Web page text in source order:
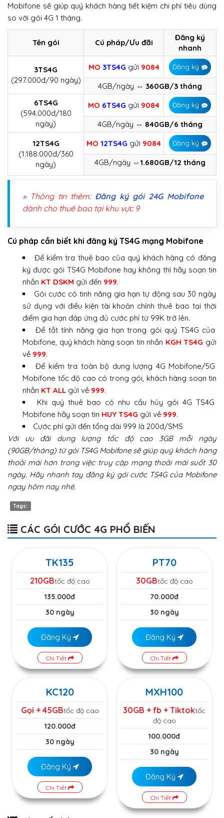
Mobifone sẽ giúp quý khách hàng tiết kiệm chi phí tiêu dùng
so với gói 4G 1 tháng.
Tên gói Cú pháp/Ưu đãi
Đăng ký
nhanh
3TS4G
(297.000đ/90 ngày)
MO 3TS4G gửi 9084 Đăng ký
4GB/ngày ⇔ 360GB/3 tháng
6TS4G
(594.000đ/180
ngày)
MO 6TS4G gửi 9084 Đăng ký
4GB/ngày ⇔ 840GB/6 tháng
12TS4G
(1.188.000đ/360
ngày)
MO 12TS4G gửi 9084 Đăng ký
4GB/ngày ⇔1.680GB/12 tháng
» Thông tin thêm: Đăng ký gói 24G Mobifone
dành cho thuê bao tại khu vực 9
Cú pháp cần biết khi đăng ký TS4G mạng Mobifone
Để kiểm tra thuê bao của quý khách hàng có đăng
ký được gói TS4G Mobifone hay không thì hãy soạn tin
nhắn KT DSKM gửi đến 999.
Gói cước có tinh năng gia hạn tự động sau 30 ngày
sử dụng với điều kiện tài khoản chính thuê bao tại thời
điểm gia hạn đáp ứng đủ cước phí từ 99K trở lên.
Để tắt tính năng gia hạn trong gói quý TS4G của
Mobifone, quý khách hàng soạn tin nhắn KGH TS4G gửi
về 999.
Để kiểm tra toàn bộ dung lượng 4G Mobifone/5G
Mobifone tốc độ cao có trong gói, khách hàng soạn tin
nhắn KT ALL gửi về 999.
Khi quý thuê bao có nhu cầu hủy gói 4G TS4G
Mobifone hãy soạn tin HUY TS4G gửi về 999.
Cước phí gửi đến tổng đài 999 là 200đ/SMS
Với ưu đãi dung lượng tốc độ cao 3GB mỗi ngày
(90GB/tháng) từ gói TS4G Mobifone sẽ giúp quý khách hàng
thoải mái hơn trong việc truy cập mạng thoải mái suốt 30
ngày. Hãy nhanh tay đăng ký gói cước TS4G của Mobifone
ngay hôm nay nhé.
Tags:
CÁC GÓI CƯỚC 4G PHỔ BIẾN
TK135
210GBtốc độ cao
135.000đ
30 ngày
Đăng Ký
Chi Tiết
PT70
30GBtốc độ cao
70.000đ
30 ngày
Đăng Ký
Chi Tiết
KC120
Gọi + 45GBtốc độ cao
120.000đ
30 ngày
Đăng Ký
Chi Tiết
MXH100
30GB + fb + Tiktoktốc
độ cao
100.000đ
30 ngày
Đăng Ký
Chi Tiết